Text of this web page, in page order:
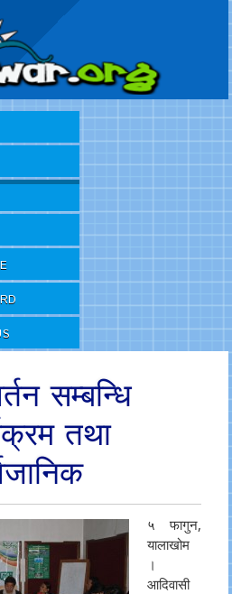
सम्बन्धि
तथा
५ फागुन,
यालाखोम
।
आदिवासी